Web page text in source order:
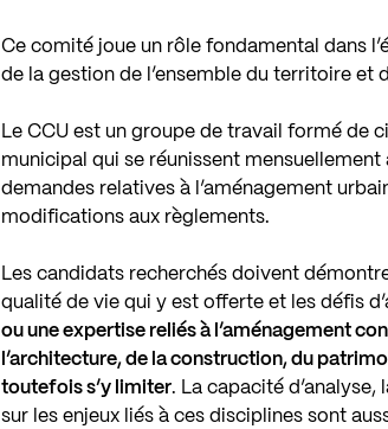
Ce comité joue un rôle fondamental dans
de la gestion de l’ensemble du territoire et
Le CCU est un groupe de travail formé de
municipal qui se réunissent
demandes relatives à l’aménagement
modifications aux règlements.
Les candidats recherchés doivent
qualité de vie qui y est offerte et les défis
ou une expertise reliés à l’aménagement
l’architecture, de la construction, du
toutefois s’y limiter. La capacité
sur les enjeux liés à ces disciplines sont